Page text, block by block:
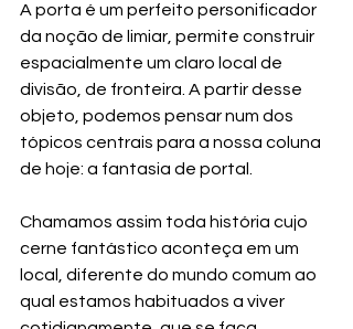
A porta é um perfeito personificador
da noção de limiar, permite construir
espacialmente um claro local de
divisão, de fronteira. A partir desse
objeto, podemos pensar num dos
tópicos centrais para a nossa coluna
de hoje: a fantasia de portal.
Chamamos assim toda história cujo
cerne fantástico aconteça em um
local, diferente do mundo comum ao
qual estamos habituados a viver